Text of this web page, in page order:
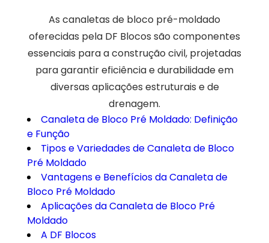
As canaletas de bloco pré-moldado
oferecidas pela DF Blocos são componentes
essenciais para a construção civil, projetadas
para garantir eficiência e durabilidade em
diversas aplicações estruturais e de
drenagem.
Canaleta de Bloco Pré Moldado: Definição
e Função
Tipos e Variedades de Canaleta de Bloco
Pré Moldado
Vantagens e Benefícios da Canaleta de
Bloco Pré Moldado
Aplicações da Canaleta de Bloco Pré
Moldado
A DF Blocos